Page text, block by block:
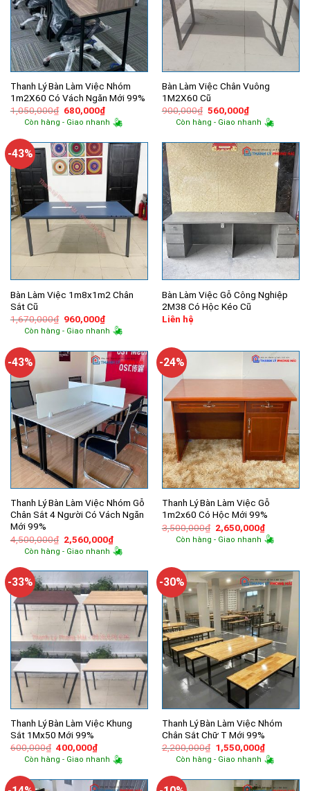
Thanh Lý Bàn Làm Việc Nhóm
1m2X60 Có Vách Ngăn Mới 99%
1,050,000₫ Giá
gốc
là:
680,000₫Giá
hiện
tại
680,000₫.
Còn hàng - Giao nhanh
Bàn Làm Việc Chân Vuông
1M2X60 Cũ
900,000₫ Giá
gốc
là:
560,000₫Giá
hiện
tại
560,000₫.
Còn hàng - Giao nhanh
-43%
Bàn Làm Việc 1m8x1m2 Chân
Sắt Cũ
1,670,000₫ Giá
gốc
là:
960,000₫Giá
hiện
tại
960,000₫.
Còn hàng - Giao nhanh
Bàn Làm Việc Gỗ Công Nghiệp
2M38 Có Hộc Kéo Cũ
Liên hệ
-43%
Thanh Lý Bàn Làm Việc Nhóm Gỗ
Chân Sắt 4 Người Có Vách Ngăn
Mới 99%
4,500,000₫ Giá
gốc
là:
2,560,000₫Giá
hiện
tại
2,560,000₫.
Còn hàng - Giao nhanh
-24%
Thanh Lý Bàn Làm Việc Gỗ
1m2x60 Có Hộc Mới 99%
3,500,000₫ Giá
gốc
là:
2,650,000₫Giá
hiện
tại
Còn hàng - Giao nhanh
-33%
Thanh Lý Bàn Làm Việc Khung
Sắt 1Mx50 Mới 99%
600,000₫ Giá
gốc
là:
400,000₫Giá
hiện
tại
400,000₫.
Còn hàng - Giao nhanh
-30%
Thanh Lý Bàn Làm Việc Nhóm
Chân Sắt Chữ T Mới 99%
2,200,000₫ Giá
gốc
là:
1,550,000₫Giá
hiện
tại
Còn hàng - Giao nhanh